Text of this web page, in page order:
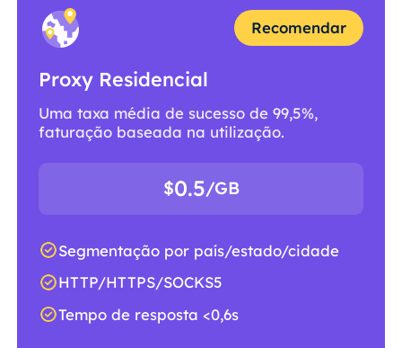
Recomendar
Proxy Residencial
Uma taxa média de sucesso de 99,5%,
faturação baseada na utilização.
$0.5/GB
Segmentação por país/estado/cidade
HTTP/HTTPS/SOCKS5
Tempo de resposta <0,6s